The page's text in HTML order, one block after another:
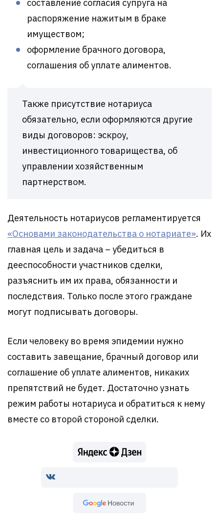
составление согласия супруга на
распоряжение нажитым в браке
имуществом;
оформление брачного договора,
соглашения об уплате алиментов.
Также присутствие нотариуса
обязательно, если оформляются другие
виды договоров: эскроу,
инвестиционного товарищества, об
управлении хозяйственным
партнерством.
Деятельность нотариусов регламентируется
«Основами законодательства о нотариате». Их
главная цель и задача – убедиться в
дееспособности участников сделки,
разъяснить им их права, обязанности и
последствия. Только после этого граждане
могут подписывать договоры.
Если человеку во время эпидемии нужно
составить завещание, брачный договор или
соглашение об уплате алиментов, никаких
препятствий не будет. Достаточно узнать
режим работы нотариуса и обратиться к нему
вместе со второй стороной сделки.